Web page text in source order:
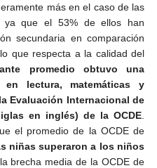
más en el caso de las
ya que el 53% de ellos han
secundaria en comparación
que respecta a la calidad del
promedio obtuvo una
lectura, matemáticas y
Evaluación Internacional de
en inglés) de la OCDE
el promedio de la OCDE de
niñas superaron a los niños
brecha media de la OCDE de